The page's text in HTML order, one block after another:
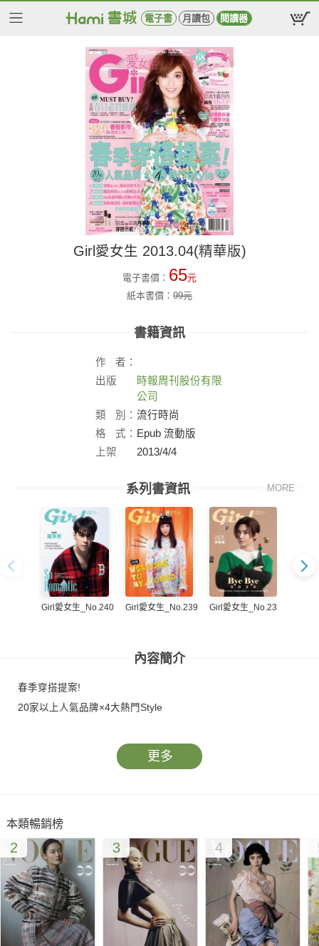
電子書 月讀包 閱讀器
Girl愛女生 2013.04(精華版)
電子書價： 65元
紙本書價： 99元
書籍資訊
作
者：
出版
時報周刊股份有限
公司
類
別： 流行時尚
格
式： Epub 流動版
上架
2013/4/4
系列書資訊 MORE
Girl愛女生_No.240 Girl愛女生_No.239 Girl愛女生_No.238
內容簡介
春季穿搭提案!
20家以上人氣品牌×4大熱門Style
更多
本類暢銷榜
2 3 4